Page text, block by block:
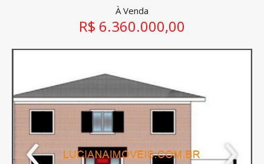
À Venda
R$ 6.360.000,00